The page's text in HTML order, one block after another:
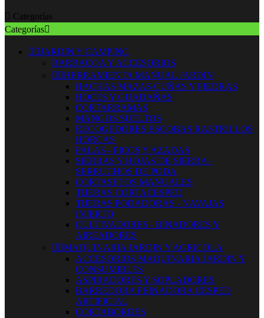
 Categorías
Categorías
 JARDIN Y CAMPING
BARBACOA Y ACCESORIOS
 HERRAMIENTA MANUAL JARDIN
HACHAS MAZAS CUÑAS Y PIEDRAS
HOCES Y GUADAÑAS
CORTARRAMAS
MANGOS SUELTOS
RECOGEDORES ESCOBAS RASTRILLOS
HORCAS
PALAS - PICOS Y AZADAS
SIERRAS Y HOJAS DE SIERRA -
SERRUCHOS DE PODA
CORTASETOS MANUALES
TIJERAS CORTACESPED
TIJERAS PODADORAS - NAVAJAS
INJERTO
CULTIVADORES - BINADORES Y
AIREADORES
 MAQUINARIA JARDIN Y AGRICOLA
ACCESORIOS MAQUINARIA JARDIN Y
CONSUMIBLES
ASPIRADORES Y SOPLADORES
BARREDORA PEINADORA CESPED
ARTIFICIAL
CORTABORDES